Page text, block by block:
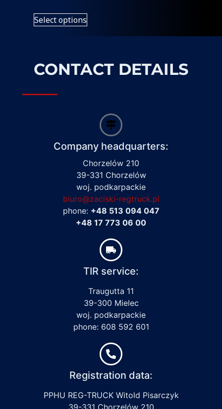
Select options
CONTACT DETAILS
Company headquarters:
Chorzelów 210
39-331 Chorzelów
woj. podkarpackie
biuro@zaciski-regtruck.pl
phone: +48 513 094 047
+48 17 773 06 00
TIR service:
Traugutta 11
39-300 Mielec
woj. podkarpackie
phone: 608 592 601
Registration data:
PPHU REG-TRUCK Witold Pisarczyk
39-331 Chorzelów 210